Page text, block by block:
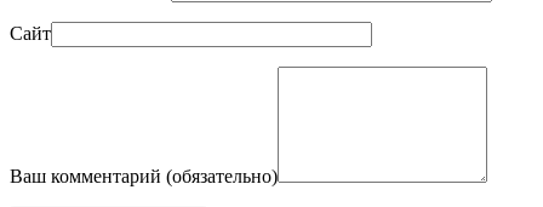
Сайт
Ваш комментарий (обязательно)